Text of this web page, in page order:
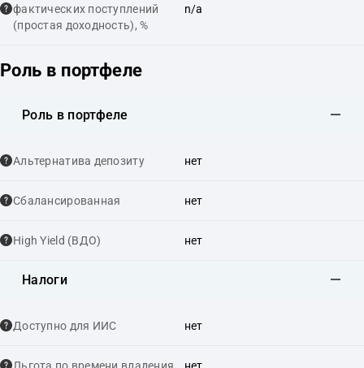
фактических поступлений
(простая доходность), %
n/a
Роль в портфеле
Роль в портфеле
Альтернатива депозиту нет
Сбалансированная нет
High Yield (ВДО) нет
Налоги
Доступно для ИИС нет